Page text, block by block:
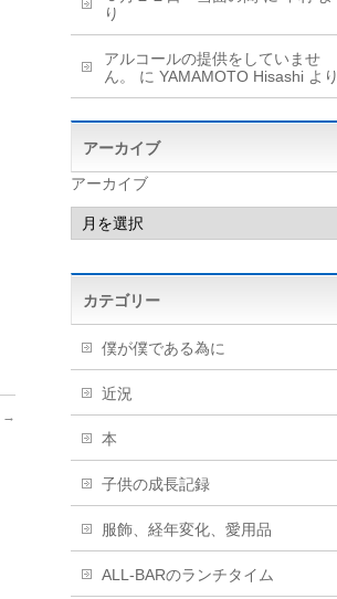
→
り
アルコールの提供をしていませ
ん。
に YAMAMOTO Hisashi より
アーカイブ
アーカイブ
カテゴリー
僕が僕である為に
近況
本
子供の成長記録
服飾、経年変化、愛用品
ALL-BARのランチタイム